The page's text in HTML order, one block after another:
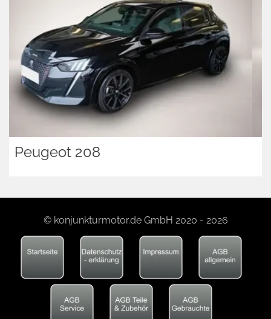
Volkswagen T7 Multivan
© konjunkturmotor.de GmbH 2020 - 2026